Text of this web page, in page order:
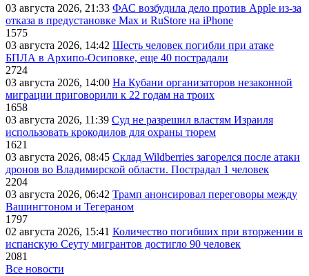
03 августа 2026, 21:33 ФАС возбудила дело против Apple из-за
отказа в предустановке Max и RuStore на iPhone
1575
03 августа 2026, 14:42 Шесть человек погибли при атаке
БПЛА в Архипо-Осиповке, еще 40 пострадали
2724
03 августа 2026, 14:00 На Кубани организаторов незаконной
миграции приговорили к 22 годам на троих
1658
03 августа 2026, 11:39 Суд не разрешил властям Израиля
использовать крокодилов для охраны тюрем
1621
03 августа 2026, 08:45 Склад Wildberries загорелся после атаки
дронов во Владимирской области. Пострадал 1 человек
2204
03 августа 2026, 06:42 Трамп анонсировал переговоры между
Вашингтоном и Тегераном
1797
02 августа 2026, 15:41 Количество погибших при вторжении в
испанскую Сеуту мигрантов достигло 90 человек
2081
Все новости